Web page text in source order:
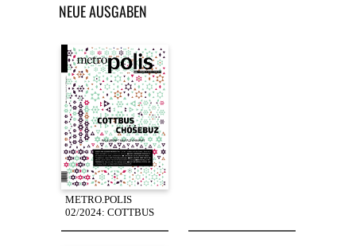
NEUE AUSGABEN
METRO.POLIS
02/2024: COTTBUS